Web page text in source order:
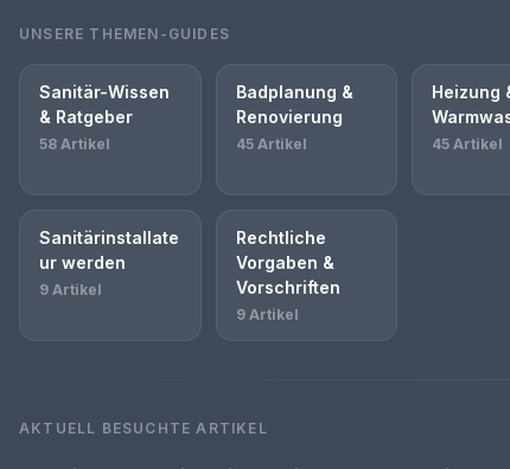
UNSERE THEMEN-GUIDES
Sanitär-Wissen
& Ratgeber
58 Artikel
Badplanung &
Renovierung
45 Artikel
Heizung
45 Artikel
Sanitärinstallate
ur werden
9 Artikel
Rechtliche
Vorgaben &
Vorschriften
9 Artikel
AKTUELL BESUCHTE ARTIKEL